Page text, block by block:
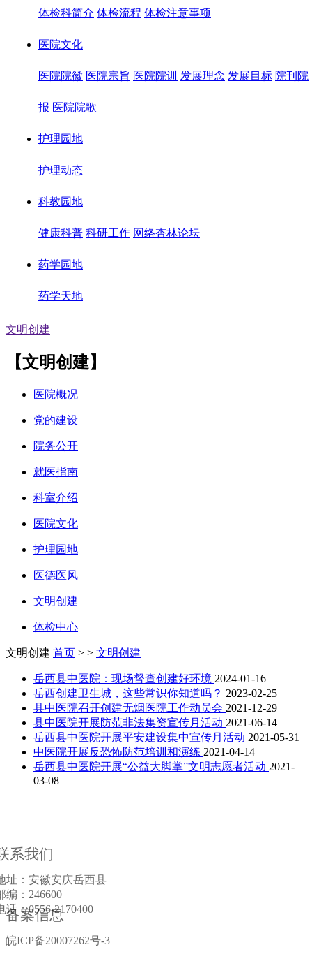
体检科简介 体检流程 体检注意事项
医院文化
医院院徽 医院宗旨 医院院训 发展理念 发展目标 院刊院
报 医院院歌
护理园地
护理动态
科教园地
健康科普 科研工作 网络杏林论坛
药学园地
药学天地
文明创建
【文明创建】
医院概况
党的建设
院务公开
就医指南
科室介绍
医院文化
护理园地
医德医风
文明创建
体检中心
文明创建 首页 > > 文明创建
岳西县中医院：现场督查创建好环境 2024-01-16
岳西创建卫生城，这些常识你知道吗？ 2023-02-25
县中医院召开创建无烟医院工作动员会 2021-12-29
县中医院开展防范非法集资宣传月活动 2021-06-14
岳西县中医院开展平安建设集中宣传月活动 2021-05-31
中医院开展反恐怖防范培训和演练 2021-04-14
岳西县中医院开展“公益大脚掌”文明志愿者活动 2021-
03-08
系我们
址：安徽安庆岳西县
编：246600
话：0556-2170400
备案信息
皖ICP备20007262号-3